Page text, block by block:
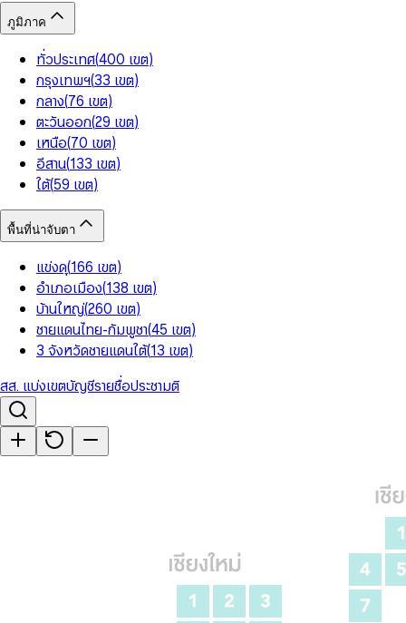
ภูมิภาค
ทั่วประเทศ(400 เขต)
กรุงเทพฯ(33 เขต)
กลาง(76 เขต)
ตะวันออก(29 เขต)
เหนือ(70 เขต)
อีสาน(133 เขต)
ใต้(59 เขต)
พื้นที่น่าจับตา
แข่งดุ(166 เขต)
อำเภอเมือง(138 เขต)
บ้านใหญ่(260 เขต)
ชายแดนไทย-กัมพูชา(45 เขต)
3 จังหวัดชายแดนใต้(13 เขต)
สส. แบ่งเขตบัญชีรายชื่อประชามติ